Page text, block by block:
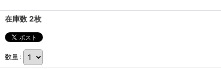
在庫数 2枚
数量: